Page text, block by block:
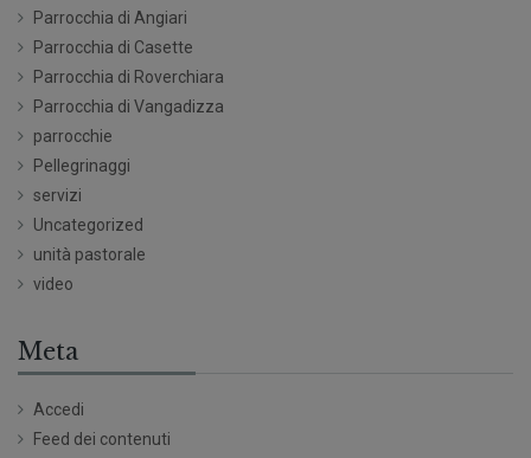
Parrocchia di Angiari
Parrocchia di Casette
Parrocchia di Roverchiara
Parrocchia di Vangadizza
parrocchie
Pellegrinaggi
servizi
Uncategorized
unità pastorale
video
Meta
Accedi
Feed dei contenuti